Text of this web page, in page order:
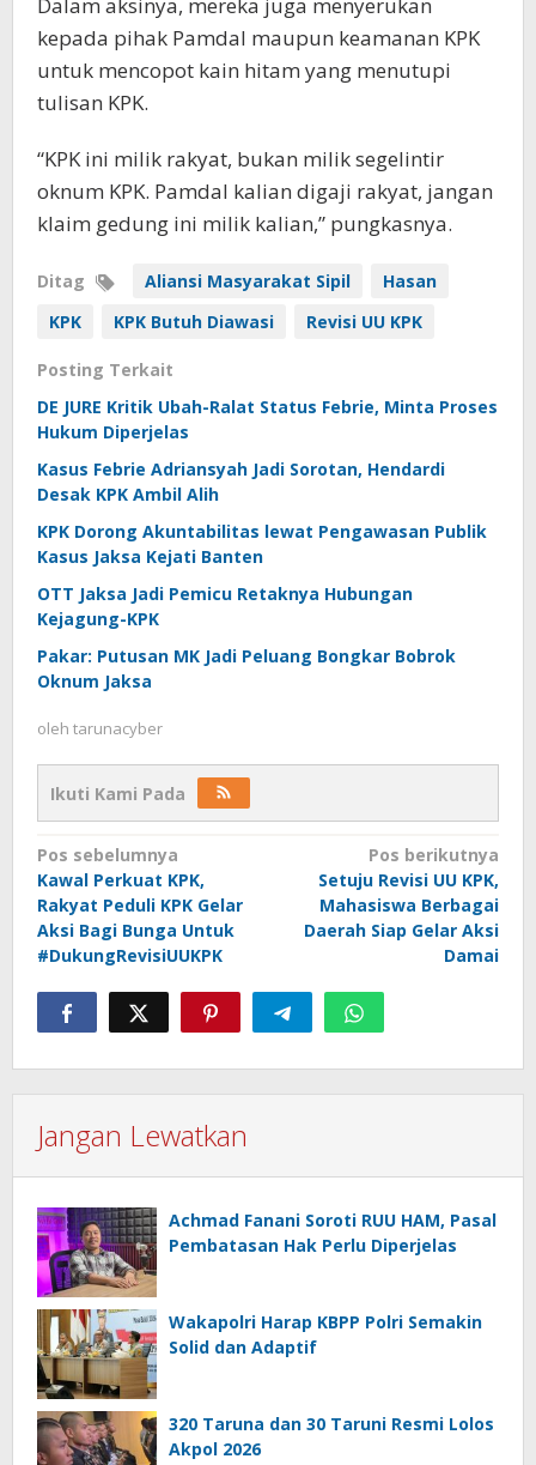
Dalam aksinya, mereka juga menyerukan
kepada pihak Pamdal maupun keamanan KPK
untuk mencopot kain hitam yang menutupi
tulisan KPK.
“KPK ini milik rakyat, bukan milik segelintir
oknum KPK. Pamdal kalian digaji rakyat, jangan
klaim gedung ini milik kalian,” pungkasnya.
Ditag Aliansi Masyarakat Sipil
Hasan
KPK
KPK Butuh Diawasi Revisi UU KPK
Posting Terkait
DE JURE Kritik Ubah-Ralat Status Febrie, Minta Proses
Hukum Diperjelas
Kasus Febrie Adriansyah Jadi Sorotan, Hendardi
Desak KPK Ambil Alih
KPK Dorong Akuntabilitas lewat Pengawasan Publik
Kasus Jaksa Kejati Banten
OTT Jaksa Jadi Pemicu Retaknya Hubungan
Kejagung-KPK
Pakar: Putusan MK Jadi Peluang Bongkar Bobrok
Oknum Jaksa
oleh tarunacyber
Ikuti Kami Pada
Navigasi
pos
Pos sebelumnya
Kawal Perkuat KPK,
Rakyat Peduli KPK Gelar
Aksi Bagi Bunga Untuk
#DukungRevisiUUKPK
Pos berikutnya
Setuju Revisi UU KPK,
Mahasiswa Berbagai
Daerah Siap Gelar Aksi
Damai
Jangan Lewatkan
Achmad Fanani Soroti RUU HAM, Pasal
Pembatasan Hak Perlu Diperjelas
Wakapolri Harap KBPP Polri Semakin
Solid dan Adaptif
320 Taruna dan 30 Taruni Resmi Lolos
Akpol 2026